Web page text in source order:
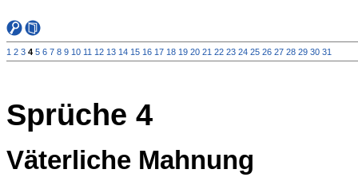
1 2 3 4 5 6 7 8 9 10 11 12 13 14 15 16 17 18 19 20 21 22 23 24 25 26 27 28 29 30 31
Sprüche 4
Väterliche Mahnung